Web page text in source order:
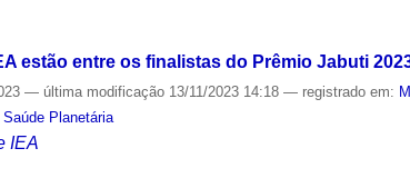
estão entre os finalistas do Prêmio Jabuti
— última modificação 13/11/2023 14:18— registrado em:
,Saúde Planetária
IEA